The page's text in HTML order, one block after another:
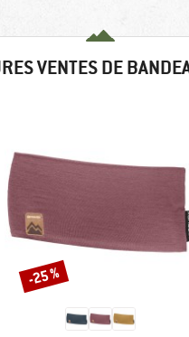
VENTES DE
Remise
-25 %